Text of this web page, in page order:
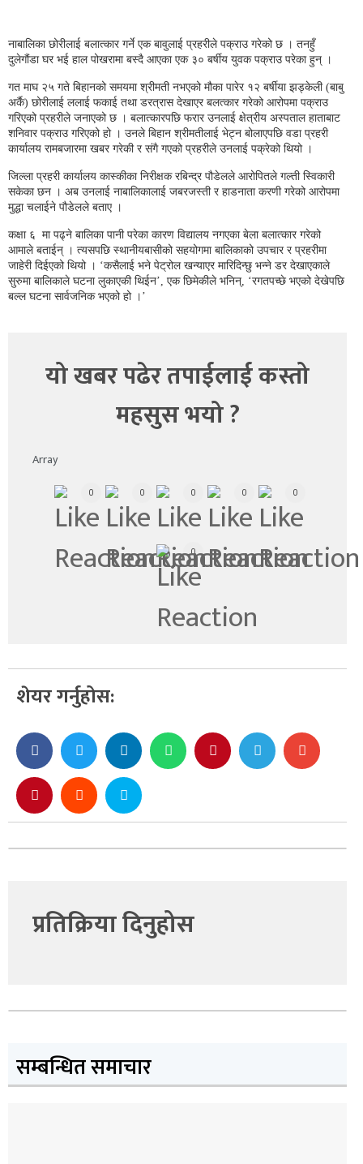
नाबालिका छोरीलाई बलात्कार गर्ने एक बावुलाई प्रहरीले पक्राउ गरेको छ । तनहुँ
दुलेगौंडा घर भई हाल पोखरामा बस्दै आएका एक ३० बर्षीय युवक पक्राउ परेका हुन् ।
गत माघ २५ गते बिहानको समयमा श्रीमती नभएको मौका पारेर १२ बर्षीया झड्केली (बाबु
अर्कै) छोरीलाई ललाई फकाई तथा डरत्रास देखाएर बलत्कार गरेको आरोपमा पक्राउ
गरिएको प्रहरीले जनाएको छ । बलात्कारपछि फरार उनलाई क्षेत्रीय अस्पताल हाताबाट
शनिवार पक्राउ गरिएको हो । उनले बिहान श्रीमतीलाई भेट्न बोलाएपछि वडा प्रहरी
कार्यालय रामबजारमा खबर गरेकी र संगै गएको प्रहरीले उनलाई पक्रेको थियो ।
जिल्ला प्रहरी कार्यालय कास्कीका निरीक्षक रबिन्द्र पौडेलले आरोपितले गल्ती स्विकारी
सकेका छन । अब उनलाई नाबालिकालाई जबरजस्ती र हाडनाता करणी गरेको आरोपमा
मुद्धा चलाईने पौडेलले बताए ।
कक्षा ६ मा पढ्ने बालिका पानी परेका कारण विद्यालय नगएका बेला बलात्कार गरेको
आमाले बताईन् । त्यसपछि स्थानीयबासीको सहयोगमा बालिकाको उपचार र प्रहरीमा
जाहेरी दिईएको थियो । ‘कसैलाई भने पेट्रोल खन्याएर मारिदिन्छु भन्ने डर देखाएकाले
सुरुमा बालिकाले घटना लुकाएकी थिईन’, एक छिमेकीले भनिन्, ‘रगतपच्छे भएको देखेपछि
बल्ल घटना सार्वजनिक भएको हो ।’
यो खबर पढेर तपाईलाई कस्तो
महसुस भयो ?
Array
0 0 0 0 0
0
शेयर गर्नुहोस:
प्रतिक्रिया दिनुहोस
सम्बन्धित समाचार